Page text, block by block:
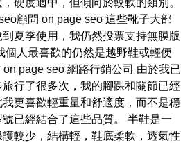
硬度適中，但傾向於較軟的類別。
顧問 on page seo 這些靴子大部
夏季使用，我仍然投票支持無膜版
個人最喜歡的仍然是越野鞋或輕便
on page seo 網路行銷公司 由於我已
行了很多次，我的腳踝和關節已經
更喜歡輕重量和舒適度，而不是穩
已經結合了這些品質。 半鞋是一
較少，結構輕，鞋底柔軟，透氣性